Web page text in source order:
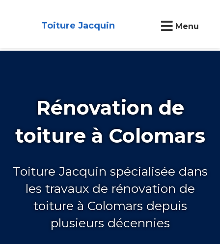
Toiture Jacquin Menu
Rénovation de
toiture à Colomars
Toiture Jacquin spécialisée dans
les travaux de rénovation de
toiture à Colomars depuis
plusieurs décennies